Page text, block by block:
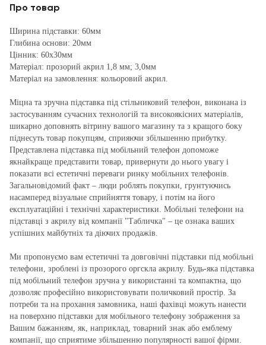
Про товар
Ширина підставки: 60мм
Глибина основи: 20мм
Цінник: 60х30мм
Матеріал: прозорий акрил 1,8 мм; 3,0мм
Матеріал на замовлення: кольоровий акрил.
Міцна та зручна підставка під стільниковий телефон, виконана із
застосуванням сучасних технологій та високоякісних матеріалів,
шикарно доповнять вітрину вашого магазину та з кращого боку
піднесуть товар покупцям, сприяючи збільшенню прибутку.
Представлена підставка під мобільний телефон допоможе
якнайкраще представити товар, привернути до нього увагу і
показати всі естетичні переваги ринку мобільних телефонів.
Загальновідомий факт – люди роблять покупки, грунтуючись
насамперед візуальне сприйняття товару, і потім на його
експлуатаційні і технічні характеристики. Мобільні телефони на
підставці з акрилу від компанії "Табличка" – це ознака ваших
успішних майбутніх та діючих продажів.
Ми пропонуємо вам естетичні та довговічні підставки під мобільні
телефони, зроблені із прозорого оргскла акрилу. Будь-яка підставка
під мобільний телефон зручна у використанні та компактна, що
дозволяє професійно використовувати поличковий простір. За
потреби та на прохання замовника, наші фахівці можуть нанести
на поверхню підставки для мобільного телефону зображення за
Вашим бажанням, як, наприклад, товарний знак або емблему
компанії, що сприятиме збільшенню популярності вашої фірми.